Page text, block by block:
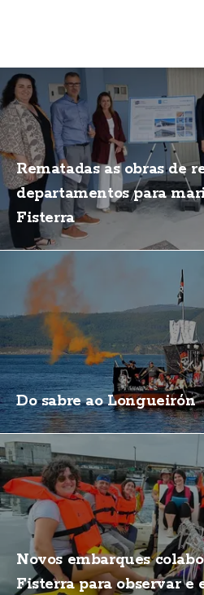
Rematadas as obras de
departamentos para
Fisterra
Do sabre ao Longueirón
Novos embarques
Fisterra para observar e